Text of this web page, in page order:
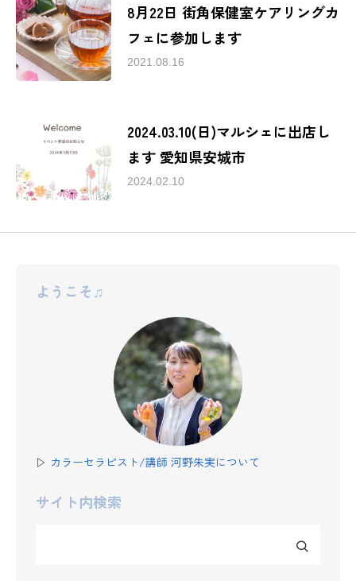
8月22日 街角保健室ケアリングカ
フェに参加します
2021.08.16
2024.03.10(日)マルシェに出店し
ます 愛知県安城市
2024.02.10
ようこそ♫
▷ カラーセラピスト/講師 河野朱実について
サイト内検索